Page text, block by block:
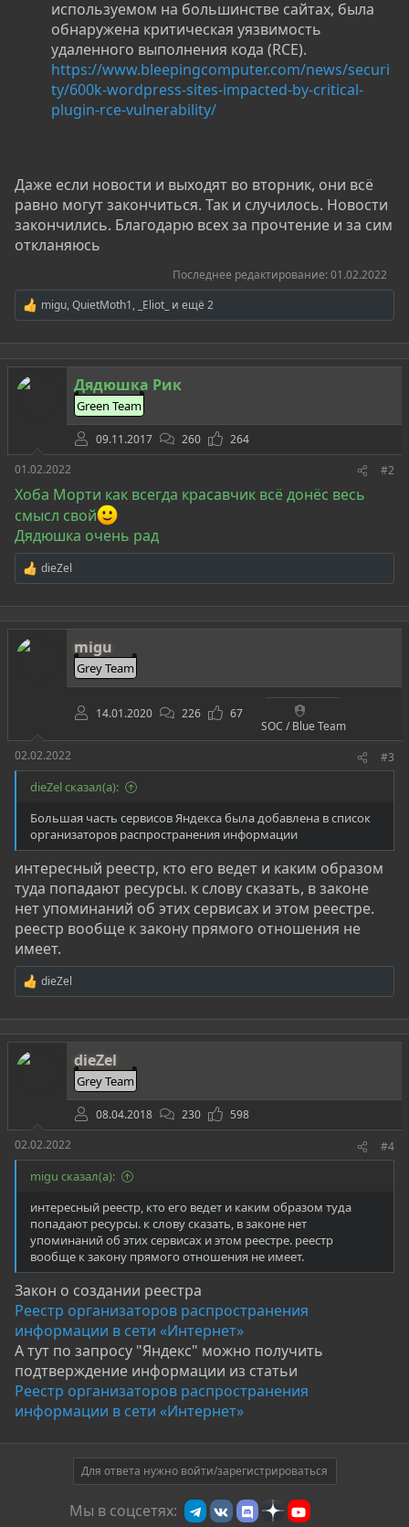
используемом на большинстве сайтах, была
обнаружена критическая уязвимость
удаленного выполнения кода (RCE).
https://www.bleepingcomputer.com/news/securi
ty/600k-wordpress-sites-impacted-by-critical-
plugin-rce-vulnerability/
Даже если новости и выходят во вторник, они всё
равно могут закончиться. Так и случилось. Новости
закончились. Благодарю всех за прочтение и за сим
откланяюсь
Последнее редактирование: 01.02.2022
Р
е
а
ц
и
migu,QuietMoth1, _Eliot_ и ещё 2
Дядюшка Рик
Green Team
09.11.2017 260
264
01.02.2022
#2
Хоба Морти как всегда красавчик всё донёс весь
смысл свой
Дядюшка очень рад
Р
е
а
к
ц
и
dieZel
migu
Grey Team
14.01.2020 226
67
SOC / Blue Team
02.02.2022
#3
dieZel сказал(а):
Большая часть сервисов Яндекса была добавлена в список
организаторов распространения информации
интересный реестр, кто его ведет и каким образом
туда попадают ресурсы. к слову сказать, в законе
нет упоминаний об этих сервисах и этом реестре.
реестр вообще к закону прямого отношения не
имеет.
Р
е
а
к
ц
и
dieZel
dieZel
Grey Team
08.04.2018 230
598
02.02.2022
#4
migu сказал(а):
интересный реестр, кто его ведет и каким образом туда
попадают ресурсы. к слову сказать, в законе нет
упоминаний об этих сервисах и этом реестре. реестр
вообще к закону прямого отношения не имеет.
Закон о создании реестра
Реестр организаторов распространения
информации в сети «Интернет»
А тут по запросу "Яндекс" можно получить
подтверждение информации из статьи
Реестр организаторов распространения
информации в сети «Интернет»
Для ответа нужно войти/зарегистрироваться
Мы в соцсетях: